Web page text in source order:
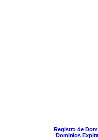
Registro de
Dominios